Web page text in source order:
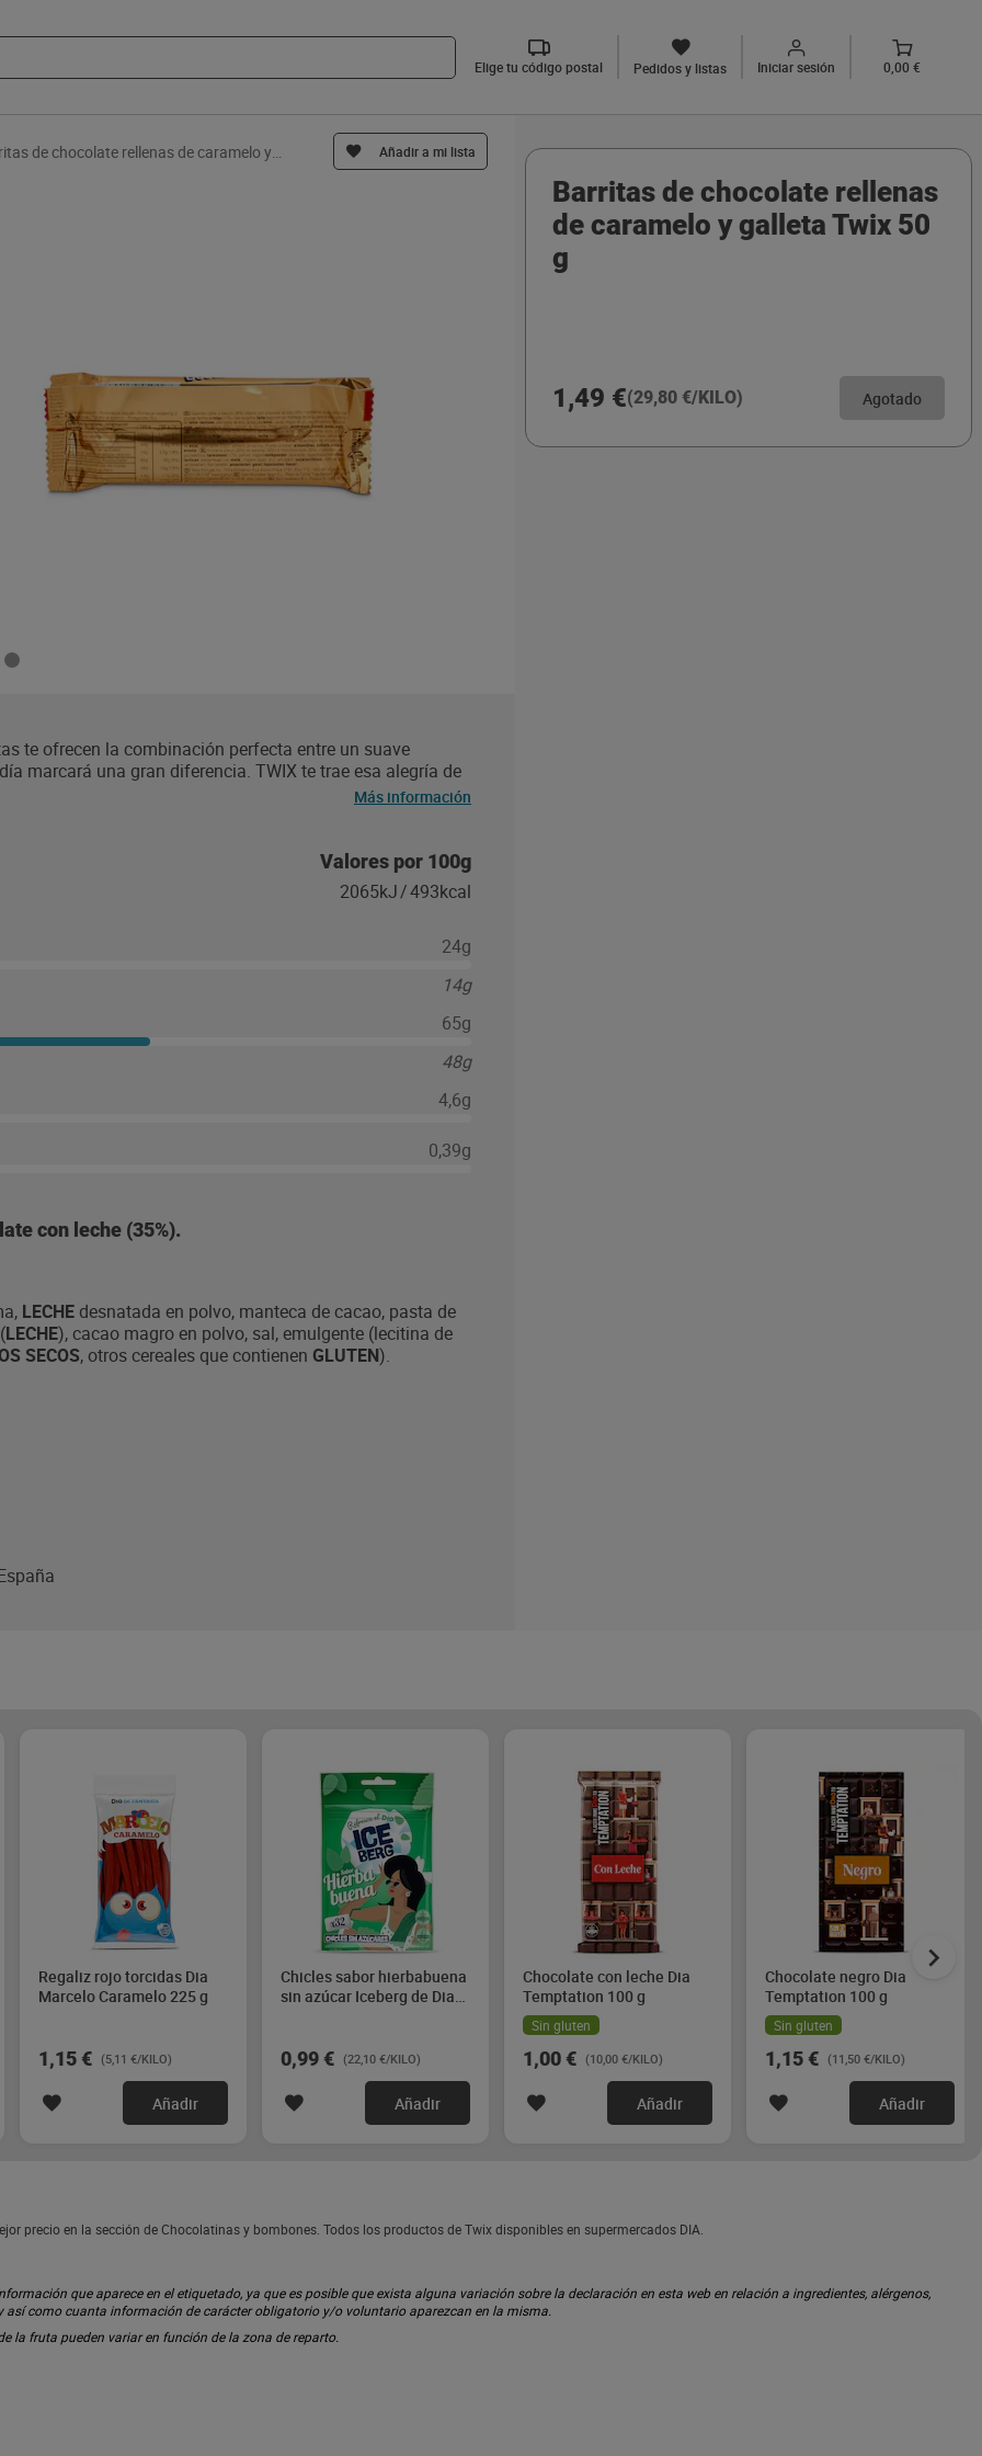
Elige tu código postal Pedidos y listas Iniciar sesión 0,00 €
Añadir a mi lista
te ofrecen la combinación perfecta entre un suave
marcará una gran diferencia. TWIX te trae esa alegría de
para un día ajetreado. Ideal para llevar contigo en tu
necesitas un descanso. Tus tareas seguirán ahí
con el café no lo será. Apto para vegetarianos.
Más información
Valores por 100g
2065kJ/493kcal
24g
14g
65g
48g
4,6g
0,39g
con leche (35%).
LECHE desnatada en polvo, manteca de cacao, pasta de
LECHE), cacao magro en polvo, sal, emulgente (lecitina de
SECOS, otros cereales que contienen GLUTEN).
Barritas de chocolate rellenas
de caramelo y galleta Twix 50
g
1,49 €(29,80 €/KILO) Agotado
Regaliz rojo torcidas Dia
Marcelo Caramelo 225 g
1,15 € (5,11 €/KILO)
Añadir
Chicles sabor hierbabuena
sin azúcar Iceberg de Dia
0,99 € (22,10 €/KILO)
Añadir
Chocolate con leche Dia
Temptation 100 g
Sin gluten
1,00 € (10,00 €/KILO)
Añadir
Chocolate negro Dia
Temptation 100 g
Sin gluten
1,15 € (11,50 €/KILO)
Añadir
precio en la sección de Chocolatinas y bombones. Todos los productos de Twix disponibles en supermercados DIA.
que aparece en el etiquetado, ya que es posible que exista alguna variación sobre la declaración en esta web en relación a ingredientes, alérgenos,
como cuanta información de carácter obligatorio y/o voluntario aparezcan en la misma.
la fruta pueden variar en función de la zona de reparto.